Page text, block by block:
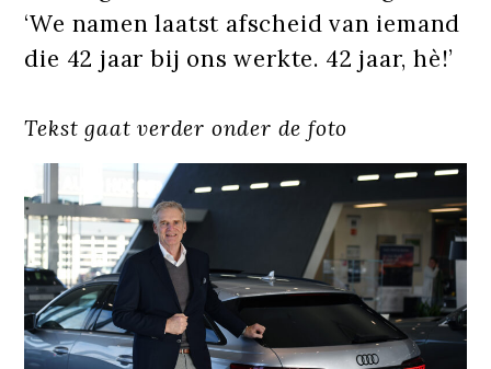
‘We namen laatst afscheid van iemand
die 42 jaar bij ons werkte. 42 jaar, hè!’
Tekst gaat verder onder de foto